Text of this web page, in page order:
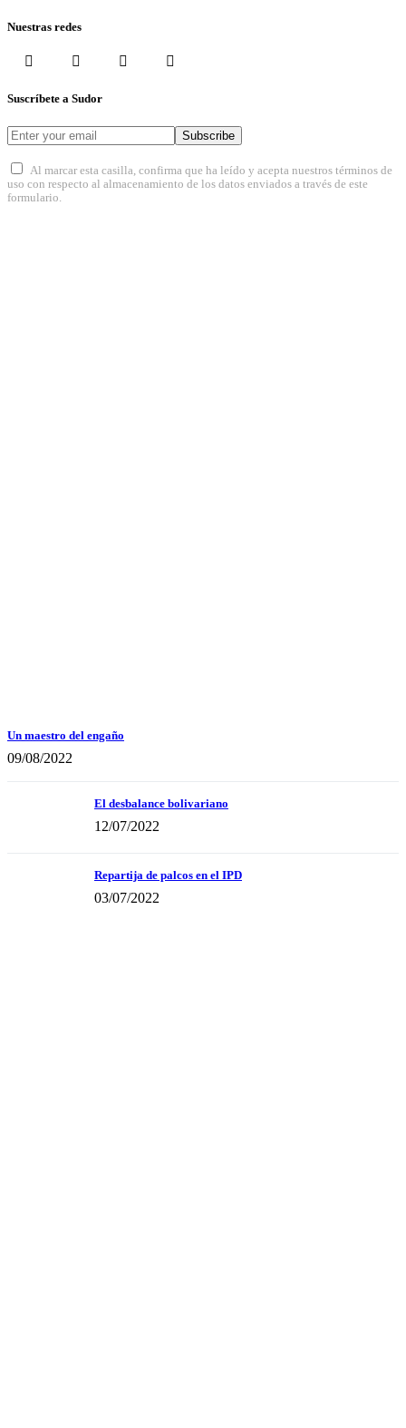
Nuestras redes
Suscríbete a Sudor
Subscribe
Al marcar esta casilla, confirma que ha leído y acepta nuestros términos de
uso con respecto al almacenamiento de los datos enviados a través de este
formulario.
Un maestro del engaño
09/08/2022
El desbalance bolivariano
12/07/2022
Repartija de palcos en el IPD
03/07/2022